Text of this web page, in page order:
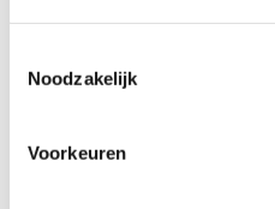
Noodzakelijk
Voorkeuren